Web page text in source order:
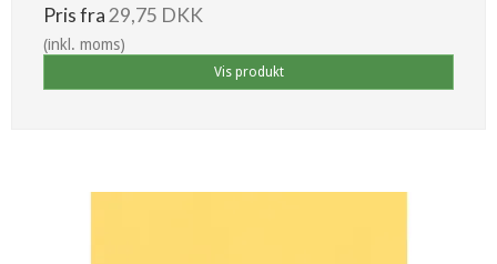
Pris fra 29,75 DKK
(inkl. moms)
Vis produkt